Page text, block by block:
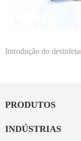
Introdução do
PRODUTOS
INDÚSTRIAS